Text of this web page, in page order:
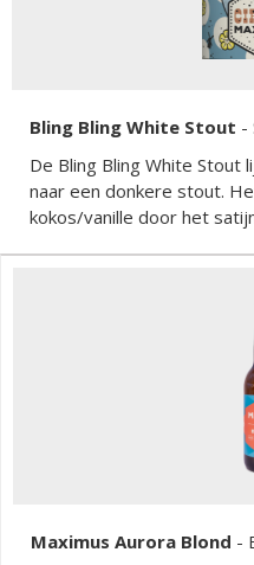
Bling Bling White Stout -
De Bling Bling White Stout
naar een donkere stout.
kokos/vanille door het
Maximus Aurora Blond -